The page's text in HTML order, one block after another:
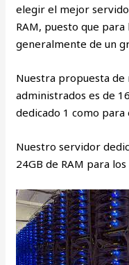
elegir el mejor
RAM, puesto que
generalmente de un
Nuestra propuesta de
administrados es de
dedicado 1 como
Nuestro servidor
24GB de RAM para